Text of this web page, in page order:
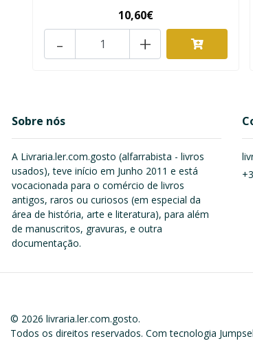
10,60€
+
-
Sobre nós
A Livraria.ler.com.gosto (alfarrabista - livros
usados), teve início em Junho 2011 e está
vocacionada para o comércio de livros
antigos, raros ou curiosos (em especial da
área de história, arte e literatura), para além
de manuscritos, gravuras, e outra
documentação.
© 2026 livraria.ler.com.gosto.
Todos os direitos reservados. Com tecnologia